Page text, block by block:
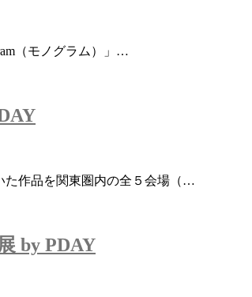
（モノグラム）」…
た作品を関東圏内の全５会場（…
by PDAY